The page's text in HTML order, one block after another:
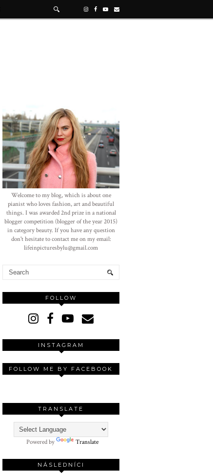
Welcome to my blog, which is about one
pianist who loves fashion, art and beautiful
things. I was awarded 2nd prize in a national
blogger competition (blogger of the year 2015)
in category beauty. If you have any question
don't hesitate to contact me on my email:
lifeinpicturesbylu@gmail.com
FOLLOW
INSTAGRAM
FOLLOW ME BY FACEBOOK
TRANSLATE
Powered by Translate
NÁSLEDNÍCI